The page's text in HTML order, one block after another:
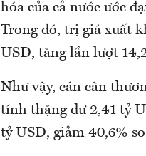
hóa của cả nước ước
Trong đó, trị giá xuất
USD, tăng lần lượt
Như vậy, cán cân
tính thặng dư 2,41 tỷ
tỷ USD, giảm 40,6%